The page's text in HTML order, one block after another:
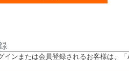
ンまたは会員登録されるお客様は、「